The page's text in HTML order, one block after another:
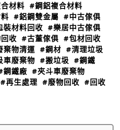
材料 #鋼鋁複合材料
#鋁鋼雙金屬 #中古傢俱
裝材料回收 #樂居中古傢俱
收 #古董傢俱 #包材回收
棄物清運 #鋼材 #清理垃圾
車廢棄物 #搬垃圾 #鋼鐵
鋼鐵廠 #夾斗車廢棄物
#再生處理 #廢物回收 #回收